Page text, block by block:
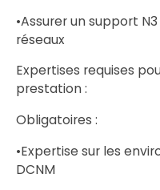
•Assurer un support
réseaux
Expertises requises
prestation :
Obligatoires :
•Expertise sur les
DCNM